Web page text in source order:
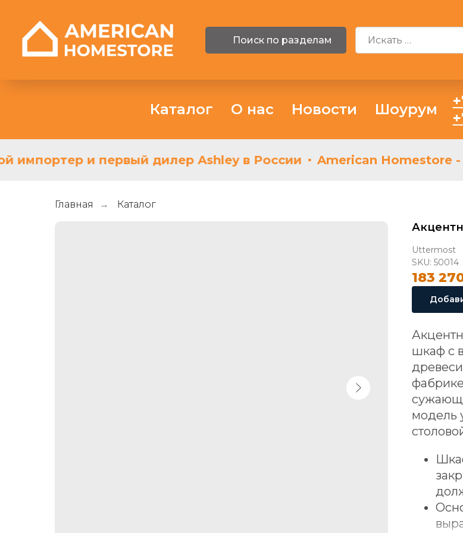
Поиск по разделам
Каталог О нас Новости Шоурум
и первый дилер Ashley в России American Homestore -
Главная → Каталог
Uttermost
SKU: 50014
183
шкаф с
модель